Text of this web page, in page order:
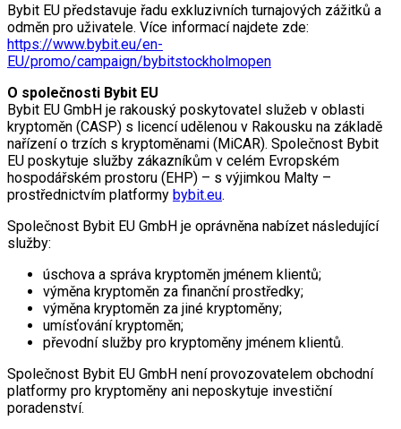
Bybit EU představuje řadu exkluzivních turnajových zážitků a
odměn pro uživatele. Více informací najdete zde:
https://www.bybit.eu/en-
EU/promo/campaign/bybitstockholmopen
O společnosti Bybit EU
Bybit EU GmbH je rakouský poskytovatel služeb v oblasti
kryptoměn (CASP) s licencí udělenou v Rakousku na základě
nařízení o trzích s kryptoměnami (MiCAR). Společnost Bybit
EU poskytuje služby zákazníkům v celém Evropském
hospodářském prostoru (EHP) – s výjimkou Malty –
prostřednictvím platformy bybit.eu.
Společnost Bybit EU GmbH je oprávněna nabízet následující
služby:
úschova a správa kryptoměn jménem klientů;
výměna kryptoměn za finanční prostředky;
výměna kryptoměn za jiné kryptoměny;
umísťování kryptoměn;
převodní služby pro kryptoměny jménem klientů.
Společnost Bybit EU GmbH není provozovatelem obchodní
platformy pro kryptoměny ani neposkytuje investiční
poradenství.